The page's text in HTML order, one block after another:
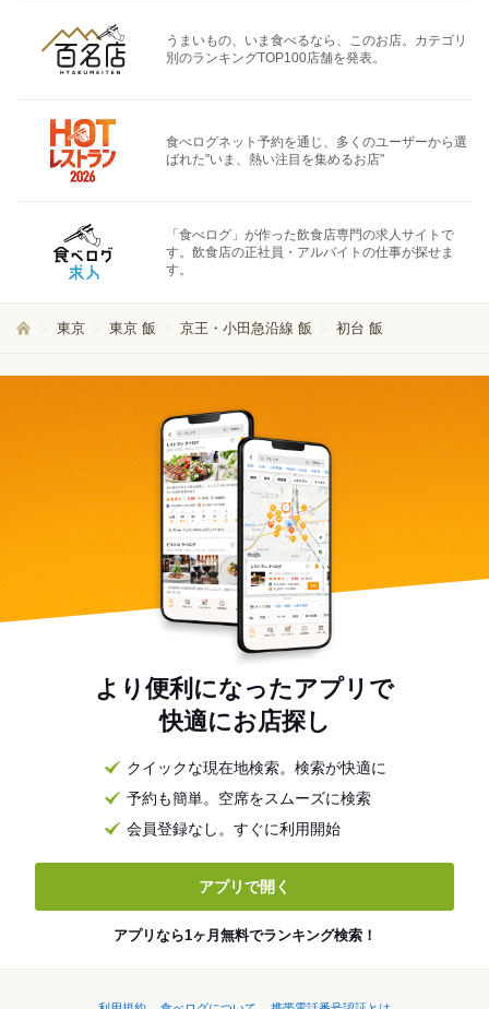
うまいもの、いま食べるなら、このお店。カテゴリ
別のランキングTOP100店舗を発表。
食べログネット予約を通じ、多くのユーザーから選
ばれた"いま、熱い注目を集めるお店"
「食べログ」が作った飲食店専門の求人サイトで
す。飲食店の正社員・アルバイトの仕事が探せま
す。
東京 東京 飯 京王・小田急沿線 飯 初台 飯
より便利になったアプリで
快適にお店探し
クイックな現在地検索。検索が快適に
予約も簡単。空席をスムーズに検索
会員登録なし。すぐに利用開始
アプリで開く
アプリなら1ヶ月無料でランキング検索！